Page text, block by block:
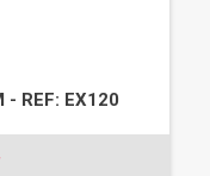
- REF: EX120